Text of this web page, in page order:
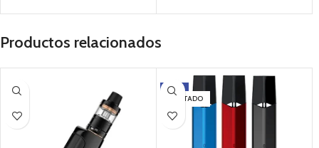
Productos relacionados
-20%
AGOTADO